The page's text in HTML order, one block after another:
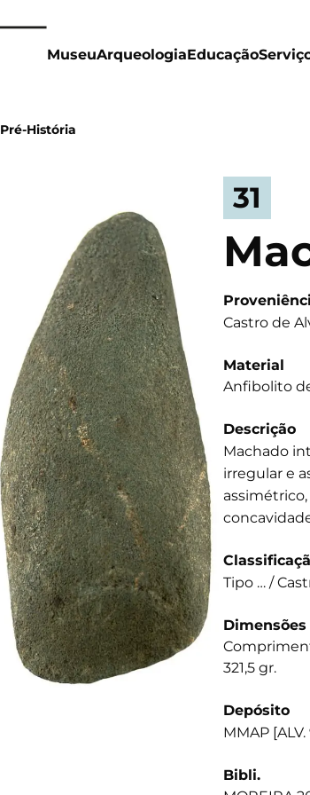
MuseuArqueologiaEducação
Pré-História
31
Castro de
Material
Anfibolito
Descrição
Machado
irregular e
Tipo … /
Dimensões
321,5 gr.
Depósito
MMAP [ALV.
Bibli.